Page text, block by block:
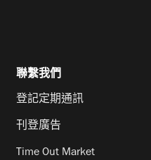
聯繫我們
登記定期通訊
刊登廣告
Time Out Market